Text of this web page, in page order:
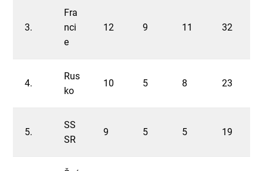
3.
Fra
nci
e
12 9 11 32
4.
Rus
ko
10 5 8 23
5.
SS
SR
9 5 5 19